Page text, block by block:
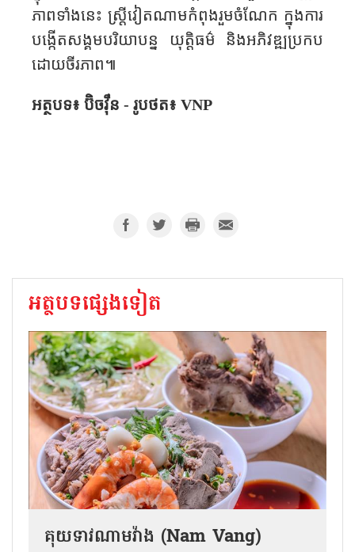
ភាពទាំងនេះ ស្ត្រីវៀតណាមកំពុងរួមចំណែក ក្នុងការ
បង្កើតសង្គម​បរិយាបន្ន យុត្តិធម៌ និងអភិវឌ្ឍប្រកប
ដោយចីរភាព៕
អត្ថបទ៖ ប៊ិចវ៉ឹន - រូបថត៖ VNP
អត្ថបទផ្សេងទៀត
គុយទាវណាមវ៉ាង (Nam Vang)